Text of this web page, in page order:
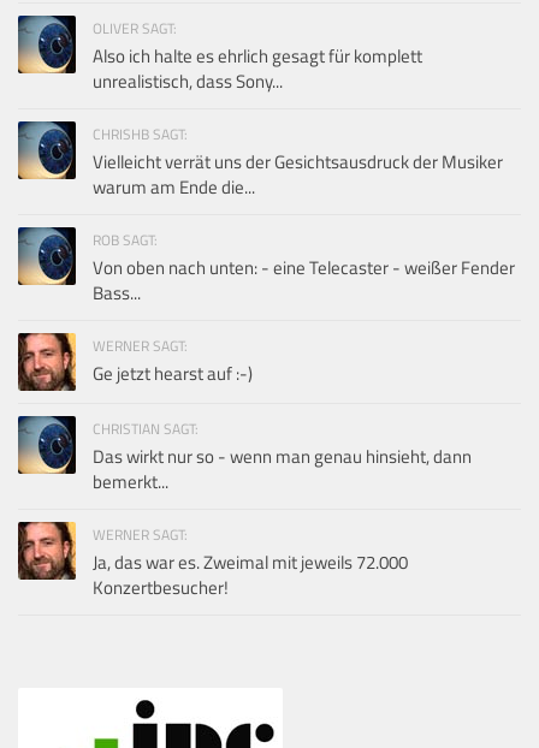
OLIVER SAGT:
Also ich halte es ehrlich gesagt für komplett
unrealistisch, dass Sony...
CHRISHB SAGT:
Vielleicht verrät uns der Gesichtsausdruck der Musiker
warum am Ende die...
ROB SAGT:
Von oben nach unten: - eine Telecaster - weißer Fender
Bass...
WERNER SAGT:
Ge jetzt hearst auf :-)
CHRISTIAN SAGT:
Das wirkt nur so - wenn man genau hinsieht, dann
bemerkt...
WERNER SAGT:
Ja, das war es. Zweimal mit jeweils 72.000
Konzertbesucher!